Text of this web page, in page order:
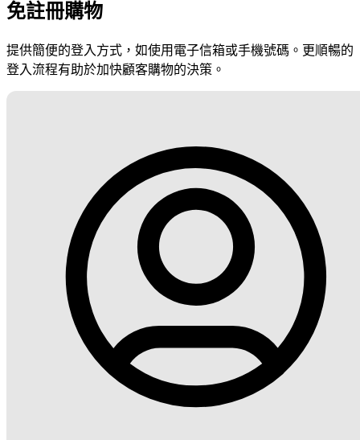
免註冊購物
提供簡便的登入方式，如使用電子信箱或手機號碼。更順暢的
登入流程有助於加快顧客購物的決策。